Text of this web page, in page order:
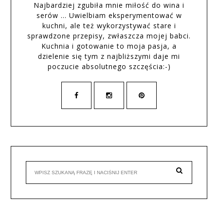
Najbardziej zgubiła mnie miłość do wina i
serów … Uwielbiam eksperymentować w
kuchni, ale też wykorzystywać stare i
sprawdzone przepisy, zwłaszcza mojej babci.
Kuchnia i gotowanie to moja pasja, a
dzielenie się tym z najbliższymi daje mi
poczucie absolutnego szczęścia:-)